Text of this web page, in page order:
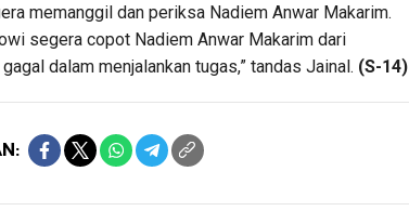
memanggil dan periksa Nadiem Anwar Makarim.
segera copot Nadiem Anwar Makarim dari
dalam menjalankan tugas,” tandas Jainal. (S-14)